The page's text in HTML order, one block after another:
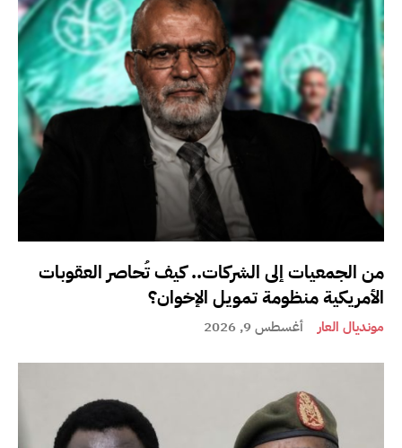
من الجمعيات إلى الشركات.. كيف تُحاصر العقوبات
الأمريكية منظومة تمويل الإخوان؟
مونديال العار أغسطس 9, 2026